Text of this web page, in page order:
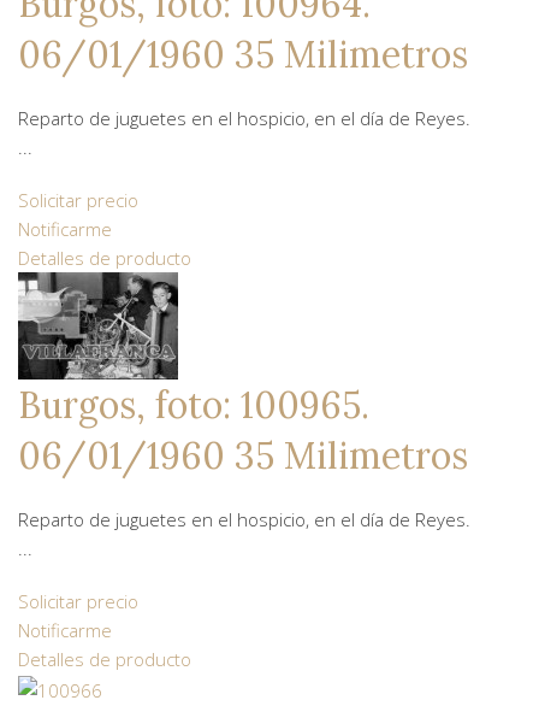
06/01/1960 35 Milimetros
Reparto de juguetes en el hospicio, en el día de Reyes.
...
Solicitar precio
Notificarme
Detalles de producto
Burgos, foto: 100965.
06/01/1960 35 Milimetros
Reparto de juguetes en el hospicio, en el día de Reyes.
...
Solicitar precio
Notificarme
Detalles de producto